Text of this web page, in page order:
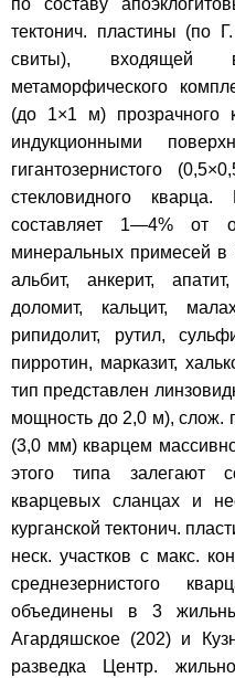
тектонич. пластины (по
свиты), входящей
метаморфического
(до 1×1 м) прозрачного
индукционными
гигантозернистого
стекловидного
составляет 1—4% от
минеральных примесей в
альбит, анкерит,
доломит, кальцит,
рипидолит, рутил,
пирротин, марказит,
тип представлен
мощность до 2,0 м), слож.
(3,0 мм) кварцем
этого типа залегают
кварцевых сланцах и
курганской тектонич.
неск. участков с макс.
среднезернистого
объединены в 3
Агардяшское (202) и
разведка Центр.